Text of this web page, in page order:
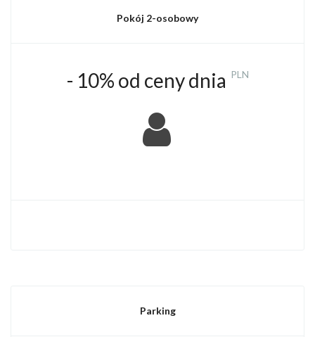
Pokój 2-osobowy
- 10% od ceny dnia PLN
​
Parking